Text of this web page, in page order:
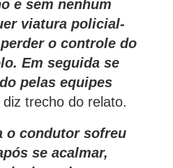
e sem nenhum
viatura policial-
o controle do
Em seguida se
pelas equipes
diz trecho do relato.
o condutor sofreu
se acalmar,